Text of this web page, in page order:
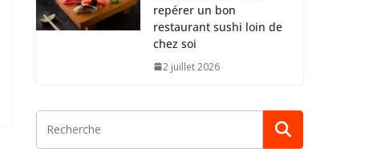
repérer un bon
restaurant sushi loin de
chez soi
2 juillet 2026